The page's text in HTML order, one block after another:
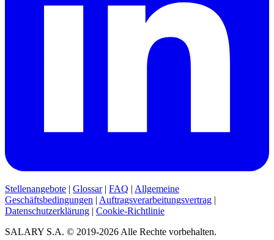
Stellenangebote | Glossar| FAQ | Allgemeine
Geschäftsbedingungen | Auftragsverarbeitungsvertrag |
Datenschutzerklärung | Cookie-Richtlinie
SALARY S.A. © 2019-2026 Alle Rechte vorbehalten.